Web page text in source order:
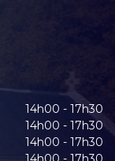
14h00 - 17h30
14h00 - 17h30
14h00 - 17h30